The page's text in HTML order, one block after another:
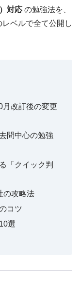
対応 の勉強法を、
レベルで全て公開し
月改訂後の変更
問中心の勉強
「クイック判
の攻略法
コツ
選